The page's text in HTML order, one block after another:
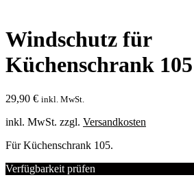
Windschutz für
Küchenschrank 105
29,90 € inkl. MwSt.
inkl. MwSt. zzgl. Versandkosten
Für Küchenschrank 105.
Verfügbarkeit prüfen